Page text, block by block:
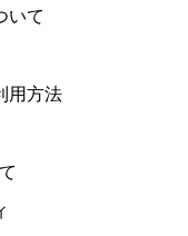
いて
用方法